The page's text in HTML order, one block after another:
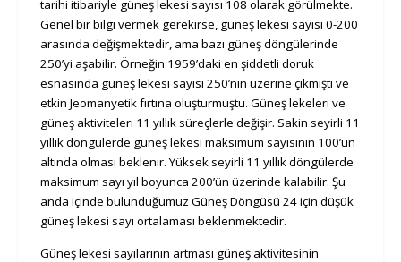
tarihi itibariyle güneş lekesi sayısı 108 olarak görülmekte.
Genel bir bilgi vermek gerekirse, güneş lekesi sayısı 0-200
arasında değişmektedir, ama bazı güneş döngülerinde
250’yi aşabilir. Örneğin 1959’daki en şiddetli doruk
esnasında güneş lekesi sayısı 250’nin üzerine çıkmıştı ve
etkin Jeomanyetik fırtına oluşturmuştu. Güneş lekeleri ve
güneş aktiviteleri 11 yıllık süreçlerle değişir. Sakin seyirli 11
yıllık döngülerde güneş lekesi maksimum sayısının 100’ün
altında olması beklenir. Yüksek seyirli 11 yıllık döngülerde
maksimum sayı yıl boyunca 200’ün üzerinde kalabilir. Şu
anda içinde bulunduğumuz Güneş Döngüsü 24 için düşük
güneş lekesi sayı ortalaması beklenmektedir.
Güneş lekesi sayılarının artması güneş aktivitesinin